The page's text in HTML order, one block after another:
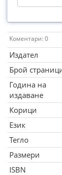
Коментари: 0
Издател
Брой
Година на
издаване
Корици
Език
Тегло
Размери
ISBN